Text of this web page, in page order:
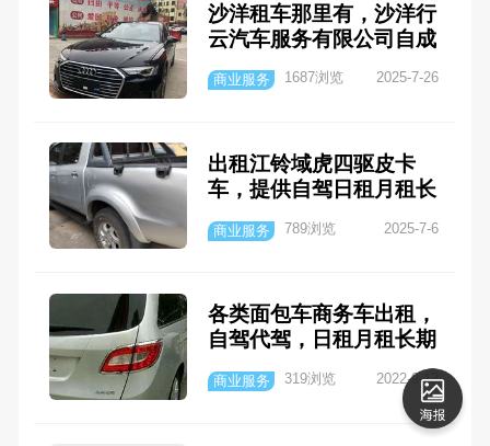
沙洋租车那里有，沙洋行
云汽车服务有限公司自成
便丶快捷\舒适丶安心的
上门，服务到家，公司提
供自驾\代驾，日租丶月
丶商务用车，方便您随时
商业服务 1687浏览 2025-7-26
出租江铃域虎四驱皮卡
车，提供自驾日租月租长
商业服务 789浏览 2025-7-6
各类面包车商务车出租，
自驾代驾，日租月租长期
商业服务 319浏览 2022-9-13